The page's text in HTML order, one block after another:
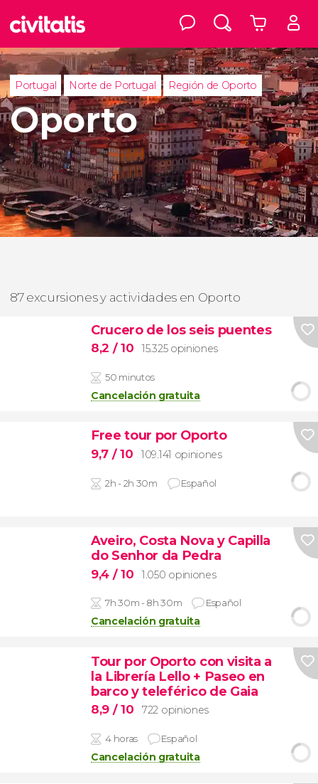
Portugal Norte de Portugal Región de Oporto
Oporto
87 excursiones y actividades en Oporto
Crucero de los seis puentes
8,2 / 10 15.325 opiniones
50 minutos
Cancelación gratuita
Free tour por Oporto
9,7 / 10 109.141 opiniones
2h - 2h 30m Español
Aveiro, Costa Nova y Capilla
do Senhor da Pedra
9,4 / 10 1.050 opiniones
7h 30m - 8h 30m Español
Cancelación gratuita
Tour por Oporto con visita a
la Librería Lello + Paseo en
barco y teleférico de Gaia
8,9 / 10 722 opiniones
4 horas Español
Cancelación gratuita